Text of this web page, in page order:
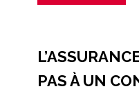
PAS À UN